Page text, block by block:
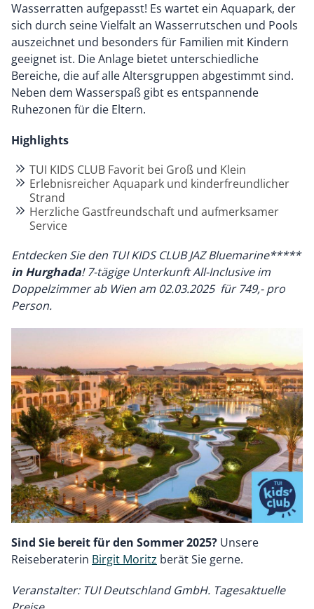
Wasserratten aufgepasst! Es wartet ein Aquapark, der
sich durch seine Vielfalt an Wasserrutschen und Pools
auszeichnet und besonders für Familien mit Kindern
geeignet ist. Die Anlage bietet unterschiedliche
Bereiche, die auf alle Altersgruppen abgestimmt sind.
Neben dem Wasserspaß gibt es entspannende
Ruhezonen für die Eltern.
Highlights
TUI KIDS CLUB Favorit bei Groß und Klein
Erlebnisreicher Aquapark und kinderfreundlicher
Strand
Herzliche Gastfreundschaft und aufmerksamer
Service
Entdecken Sie den TUI KIDS CLUB JAZ Bluemarine*****
in Hurghada! 7-tägige Unterkunft All-Inclusive im
Doppelzimmer ab Wien am 02.03.2025 für 749,- pro
Person.
Sind Sie bereit für den Sommer 2025? Unsere
Reiseberaterin Birgit Moritz berät Sie gerne.
Veranstalter: TUI Deutschland GmbH. Tagesaktuelle